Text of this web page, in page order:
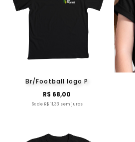
Br/Football logo P
R$ 68,00
6x de R$ 11,33 sem juros